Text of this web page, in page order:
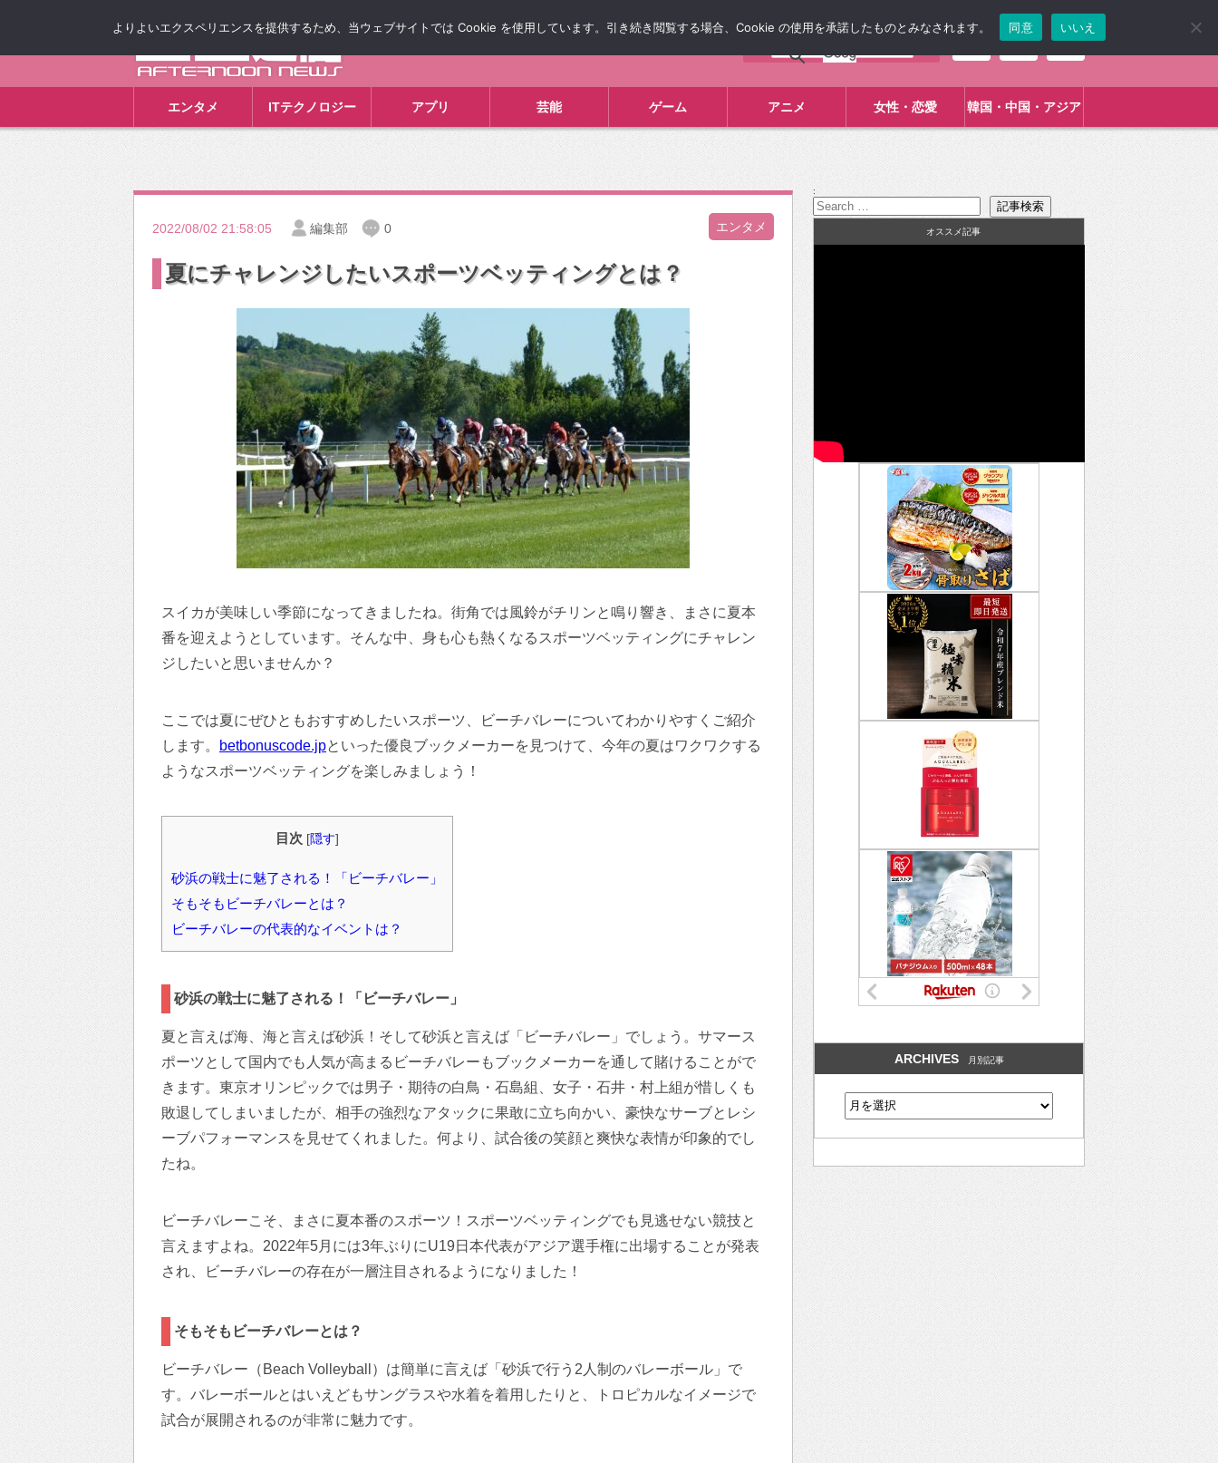
エンタメ ITテクノロジー アプリ 芸能 ゲーム アニメ 女性・恋愛 韓国・中国・アジア
2022/08/02 21:58:05 編集部 0 エンタメ
夏にチャレンジしたいスポーツベッティングとは？
スイカが美味しい季節になってきましたね。街角では風鈴がチリンと鳴り響き、まさに夏本
番を迎えようとしています。そんな中、身も心も熱くなるスポーツベッティングにチャレン
ジしたいと思いませんか？
ここでは夏にぜひともおすすめしたいスポーツ、ビーチバレーについてわかりやすくご紹介
します。
betbonuscode.jpといった優良ブックメーカーを見つけて、今年の夏はワクワクする
ようなスポーツベッティングを楽しみましょう！
目次 [隠す]
砂浜の戦士に魅了される！「ビーチバレー」
そもそもビーチバレーとは？
ビーチバレーの代表的なイベントは？
砂浜の戦士に魅了される！「ビーチバレー」
夏と言えば海、海と言えば砂浜！そして砂浜と言えば「ビーチバレー」でしょう。サマース
ポーツとして国内でも人気が高まるビーチバレーもブックメーカーを通して賭けることがで
きます。東京オリンピックでは男子・期待の白鳥・石島組、女子・石井・村上組が惜しくも
敗退してしまいましたが、相手の強烈なアタックに果敢に立ち向かい、豪快なサーブとレシ
ーブパフォーマンスを見せてくれました。何より、試合後の笑顔と爽快な表情が印象的でし
たね。
ビーチバレーこそ、まさに夏本番のスポーツ！スポーツベッティングでも見逃せない競技と
言えますよね。2022年5月には3年ぶりにU19日本代表がアジア選手権に出場することが発表
され、ビーチバレーの存在が一層注目されるようになりました！
そもそもビーチバレーとは？
ビーチバレー（Beach Volleyball）は簡単に言えば「砂浜で行う2人制のバレーボール」で
す。バレーボールとはいえどもサングラスや水着を着用したりと、トロピカルなイメージで
試合が展開されるのが非常に魅力です。
:
オススメ記事
ARCHIVES 月別記事
よりよいエクスペリエンスを提供するため、当ウェブサイトでは Cookie を使用しています。引き続き閲覧する場合、Cookie の使用を承諾したものとみなされます。 同意 いいえ